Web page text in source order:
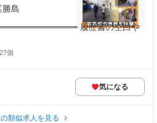
勝島
履歴書の空白や
個
気になる
類似求人を見る